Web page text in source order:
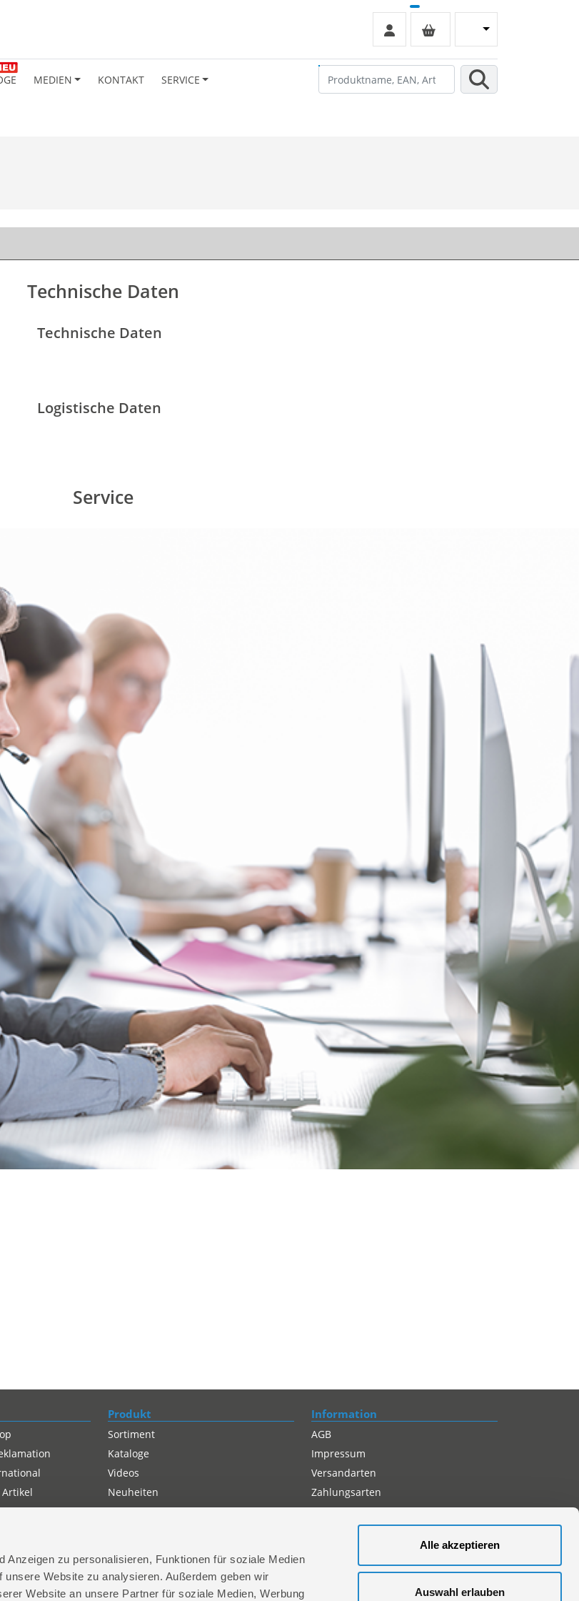
Anzeigen zu personalisieren, Funktionen für soziale Medien
Website zu analysieren. Außerdem geben wir
Website an unsere Partner für soziale Medien, Werbung
Alle akzeptieren
Auswahl erlauben
MEDIEN KONTAKT SERVICE
Technische Daten
Technische Daten
Logistische Daten
Service
Produkt
Sortiment
Kataloge
Videos
Neuheiten
Information
AGB
Impressum
Versandarten
Zahlungsarten
Compliance
Datenschutz